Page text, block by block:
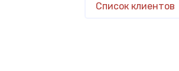
Список клиентов